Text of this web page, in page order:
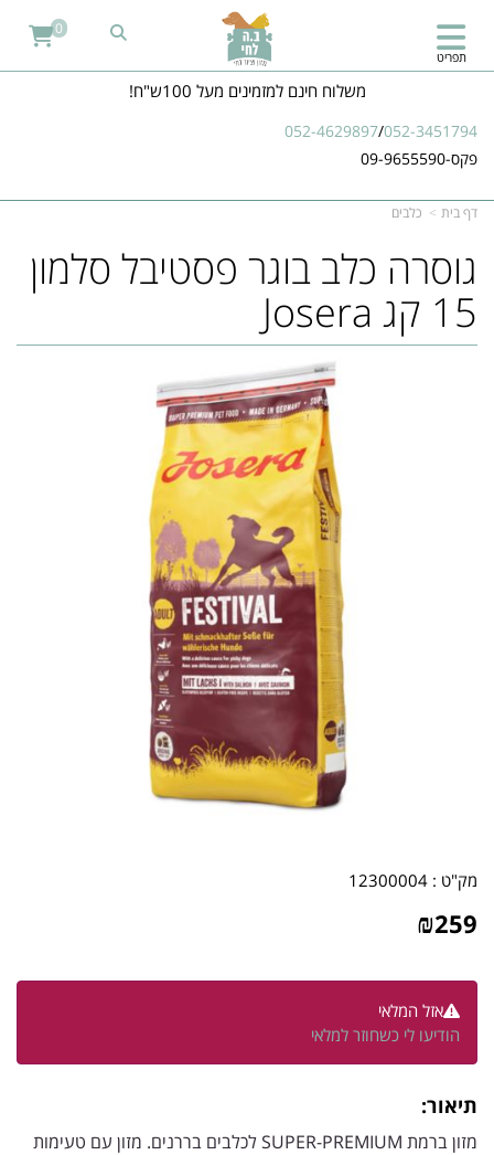
משלוח חינם למזמינים מעל 100ש"ח!
052-4629897/052-3451794
פקס-09-9655590
תפריט
0
דף בית כלבים
גוסרה כלב בוגר פסטיבל סלמון
15 קג Josera
מק"ט : 12300004
₪259
אזל המלאי
הודיעו לי כשחוזר למלאי
תיאור:
מזון ברמת SUPER-PREMIUM לכלבים בררנים. מזון עם טעימות